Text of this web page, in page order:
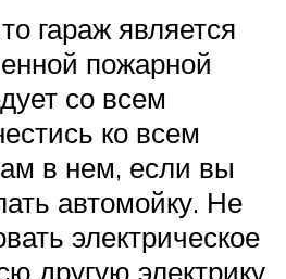
гараж является
пожарной
со всем
ко всем
в нем, если вы
автомойку. Не
электрическое
другую электрику